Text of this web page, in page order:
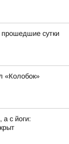
сутки
«Колобок»
а с йоги: